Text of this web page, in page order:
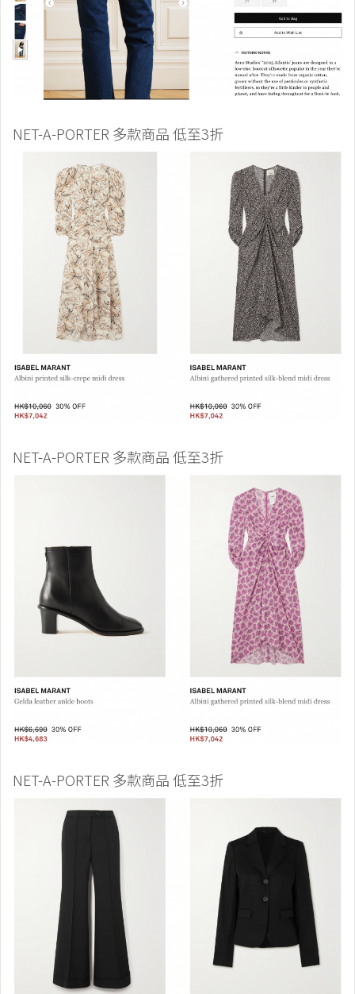
NET-A-PORTER 多款商品 低至3折
NET-A-PORTER 多款商品 低至3折
NET-A-PORTER 多款商品 低至3折